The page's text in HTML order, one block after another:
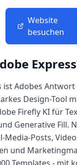
Website
besuchen
Express
ist Adobes Antwort
Design-Tool
Firefly KI für
Generative Fill.
Media-Posts,
und